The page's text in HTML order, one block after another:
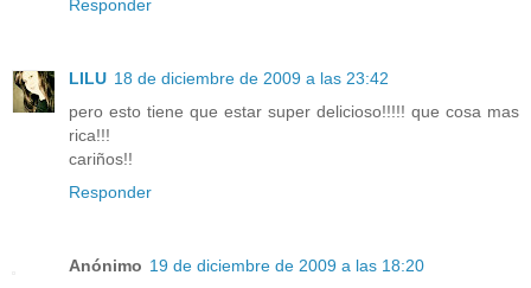
Responder
LILU 18 de diciembre de 2009 a las 23:42
pero esto tiene que estar super delicioso!!!!! que cosa mas
rica!!!
cariños!!
Responder
Anónimo 19 de diciembre de 2009 a las 18:20